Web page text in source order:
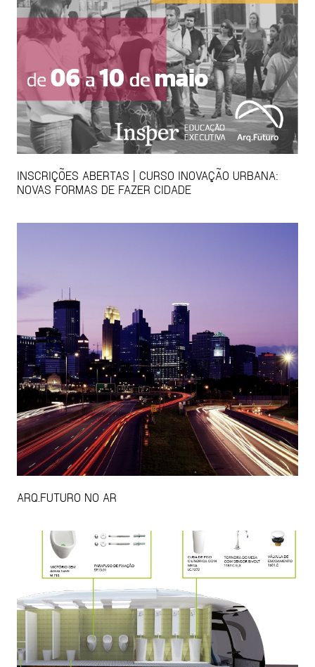
INSCRIÇÕES ABERTAS | CURSO INOVAÇÃO URBANA:
NOVAS FORMAS DE FAZER CIDADE
ARQ.FUTURO NO AR